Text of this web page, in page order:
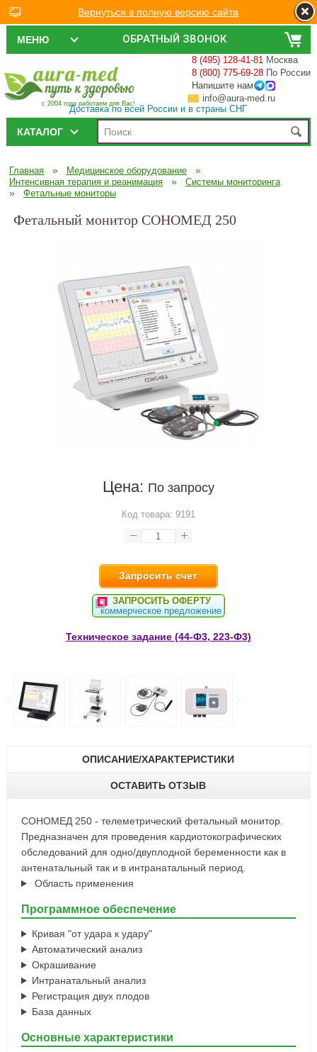
ОБРАТНЫЙ ЗВОНОК
МЕНЮ
с 2004 года работаем для Вас!
8 (495) 128-41-81 Москва
8 (800) 775-69-28 По России
Напишите нам
info@aura-med.ru
Доставка по всей России и в страны СНГ
КАТАЛОГ
Главная » Медицинское оборудование »
Интенсивная терапия и реанимация » Системы мониторинга
» Фетальные мониторы
Фетальный монитор СОНОМЕД 250
Цена: По запросу
Код товара: 9191
Запросить счет
ЗАПРОСИТЬ ОФЕРТУ
коммерческое предложение
Техническое задание (44-Ф3, 223-Ф3)
ОПИСАНИЕ/ХАРАКТЕРИСТИКИ
ОСТАВИТЬ ОТЗЫВ
СОНОМЕД 250 - телеметрический фетальный монитор.
Предназначен для проведения кардиотокографических
обследований для одно/двуплодной беременности как в
антенатальный так и в интранатальный период.
Область применения
Программное обеспечение
Кривая "от удара к удару"
Автоматический анализ
Окрашивание
Интранатальный анализ
Регистрация двух плодов
База данных
Основные характеристики
Вернуться в полную версию сайта